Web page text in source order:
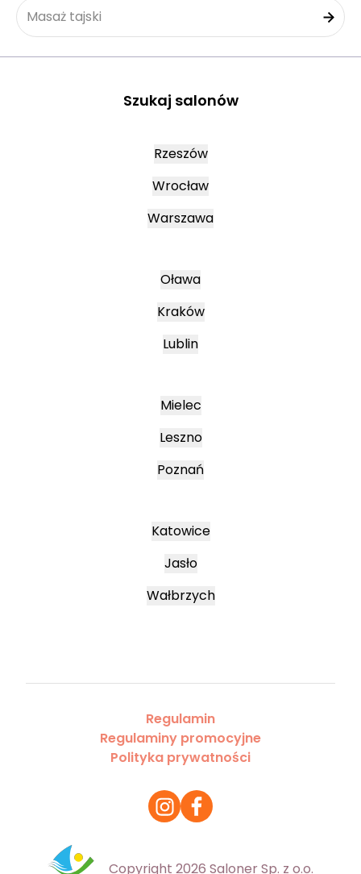
Masaż tajski
Szukaj salonów
Rzeszów
Wrocław
Warszawa
Oława
Kraków
Lublin
Mielec
Leszno
Poznań
Katowice
Jasło
Wałbrzych
Regulamin
Regulaminy promocyjne
Polityka prywatności
Copyright 2026 Saloner Sp. z o.o.